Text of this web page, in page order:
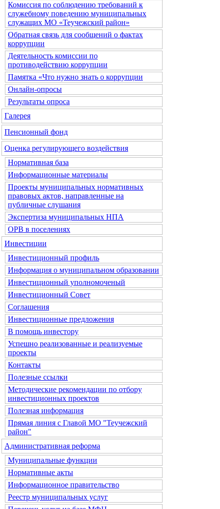
Комиссия по соблюдению требований к
служебному поведению муниципальных
служащих МО «Теучежский район»
Обратная связь для сообщений о фактах
коррупции
Деятельность комиссии по
противодействию коррупции
Памятка «Что нужно знать о коррупции
Онлайн-опросы
Результаты опроса
Галерея
Пенсионный фонд
Оценка регулирующего воздействия
Нормативная база
Информационные материалы
Проекты муниципальных нормативных
правовых актов, направленные на
публичные слушания
Экспертиза муниципальных НПА
ОРВ в поселениях
Инвестиции
Инвестиционный профиль
Информация о муниципальном образовании
Инвестиционный уполномоченый
Инвестиционный Совет
Соглашения
Инвестиционные предложения
В помощь инвестору
Успешно реализованные и реализуемые
проекты
Контакты
Полезные ссылки
Методические рекомендации по отбору
инвестиционных проектов
Полезная информация
Прямая линия с Главой МО "Теучежский
район"
Административная реформа
Муниципальные функции
Нормативные акты
Информационное правительство
Реестр муниципальных услуг